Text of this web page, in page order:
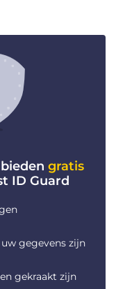
gratis
ID Guard
gegevens zijn
gekraakt zijn